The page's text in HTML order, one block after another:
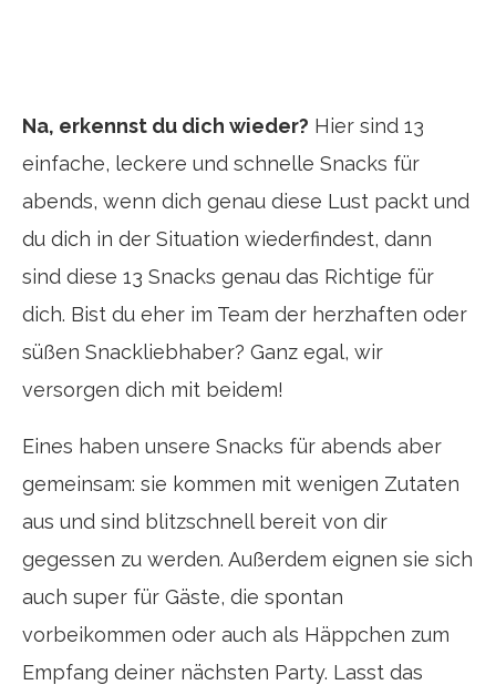
Na, erkennst du dich wieder? Hier sind 13
einfache, leckere und schnelle Snacks für
abends, wenn dich genau diese Lust packt und
du dich in der Situation wiederfindest, dann
sind diese 13 Snacks genau das Richtige für
dich. Bist du eher im Team der herzhaften oder
süßen Snackliebhaber? Ganz egal, wir
versorgen dich mit beidem!
Eines haben unsere Snacks für abends aber
gemeinsam: sie kommen mit wenigen Zutaten
aus und sind blitzschnell bereit von dir
gegessen zu werden. Außerdem eignen sie sich
auch super für Gäste, die spontan
vorbeikommen oder auch als Häppchen zum
Empfang deiner nächsten Party. Lasst das